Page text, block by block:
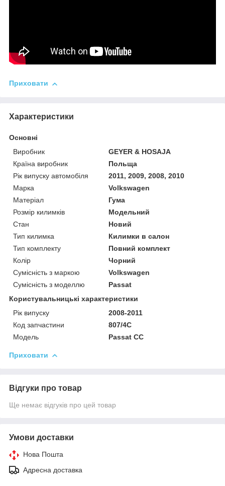
Приховати
Характеристики
Основні
Виробник
GEYER & HOSAJA
Країна виробник
Польща
Рік випуску автомобіля
2011, 2009, 2008, 2010
Марка
Volkswagen
Матеріал
Гума
Розмір килимків
Модельний
Стан
Новий
Тип килимка
Килимки в салон
Тип комплекту
Повний комплект
Колір
Чорний
Сумісність з маркою
Volkswagen
Сумісність з моделлю
Passat
Користувальницькі характеристики
Рік випуску
2008-2011
Код запчастини
807/4C
Мoдель
Passat CC
Приховати
Відгуки про товар
Ще немає відгуків про цей товар
Умови доставки
Нова Пошта
Адресна доставка